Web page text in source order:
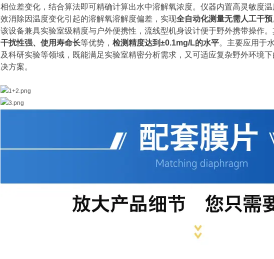
相位差变化，结合算法即可精确计算出水中溶解氧浓度。仪器内置高灵敏度
效消除因温度变化引起的溶解氧溶解度偏差，实现全自动化测量无需人工干预
该设备兼具实验室级精度与户外便携性，流线型机身设计便于野外携带操作
干扰性强、使用寿命长等优势， 检测精度达到±0.1mg/L的水平。主要应用于
及科研实验等领域，既能满足实验室精密分析需求，又可适应复杂野外环境
决方案。